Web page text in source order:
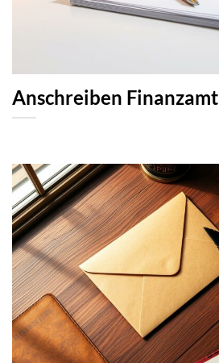
Anschreiben Finanzamt